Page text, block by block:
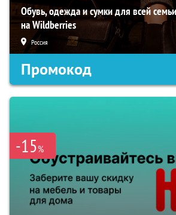
Обувь, одежда и сумки для всей
на Wildberries
Россия
Промокод
-15%